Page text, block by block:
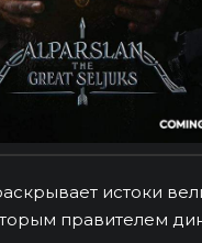
истоки
правителем